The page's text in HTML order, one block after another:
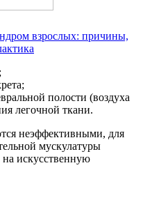
взрослых: причины,
полости (воздуха
легочной ткани.
неэффективными, для
мускулатуры
искусственную